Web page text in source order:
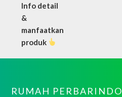
Info detail
&
manfaatkan
produk
RUMAH PERBARINDO